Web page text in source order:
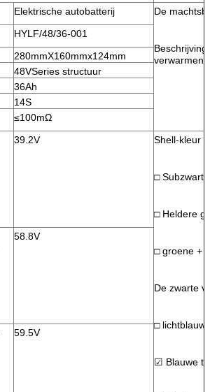
Elektrische autobatterij De
HYLF/48/36-001
280mmX160mmx124mm
48VSeries structuur
36Ah
14S
≤100mΩ
39.2V Shell-kleur
□ Subzwarte
□ Heldere
□ groene +
De zwarte
□ lichtblauw
☑ Blauwe
58.8V
59.5V